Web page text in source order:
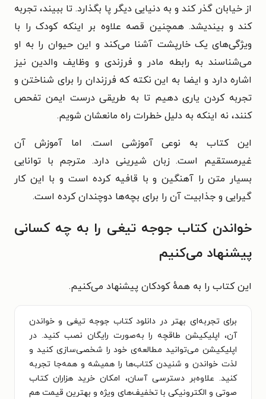
از خیابان گذر کند و به دنیایی دیگر پا بگذارد. تا ببیند، تجربه
کند و بیندیشد. همچنین قصه علاوه بر اینکه کودک را با
ویژگی‌های یک خارپشت آشنا می‌کند و این حیوان را به او
می‌شناسند به رابطه مادر و فرزندی و وظایف والدین نیز
اشاره دارد و ایضا به این نکته که فرزندان را برای شناختن و
تجربه کردن یاری دهیم تا به طریقی درست ایمن تفحص
کنند، نه اینکه به دلیل خطرات راه مانعشان شویم.
این کتاب به نوعی آموزشی است. اما آموزش آن
غیرمستقیم است. زبان شیرینی دارد. مترجم با توانایی
بسیار متن را آهنگین و با قافیه کرده است و با این کار
گیرایی و جذابیت آن را برای بچه‌ها دوچندان کرده است.
خواندن کتاب جوجه تیغی را به چه کسانی
پیشنهاد می‌کنیم
این کتاب را به همهٔ کودکان پیشنهاد می‌کنیم.
برای تجربه‌ای بهتر در دانلود کتاب جوجه تیغی و خواندن
آن، اپلیکیشن طاقچه را به‌صورت رایگان نصب کنید. در
اپلیکیشن می‌توانید مطالعه‌ی خود را شخصی‌سازی کنید و
لذت خواندن و شنیدن کتاب‌ها را همیشه و همه‌جا تجربه
کنید. علاوه‌بر دسترسی آسان، امکان خرید هزاران کتاب
صوتی و الکترونیکی با تخفیف‌های ویژه و بهترین قیمت هم